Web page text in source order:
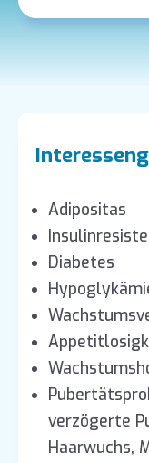
Adipositas
Diabetes
verzögerte
Haarwuchs,